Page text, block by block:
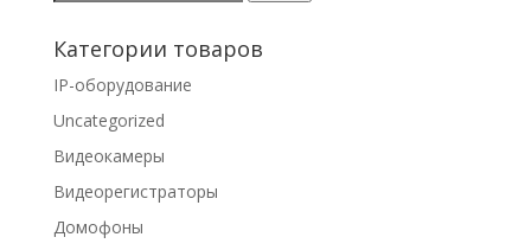
Категории товаров
IP-оборудование
Uncategorized
Видеокамеры
Видеорегистраторы
Домофоны